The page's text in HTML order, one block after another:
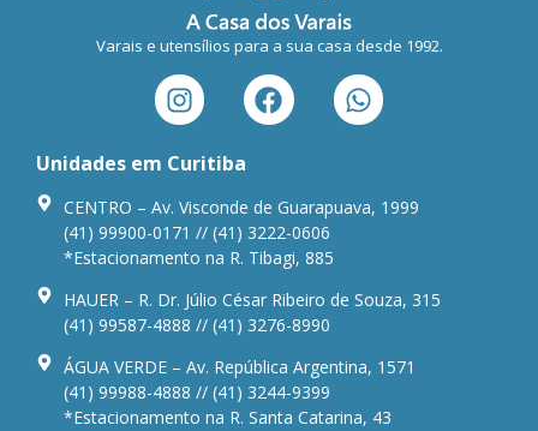
Varais e utensílios para a sua casa desde 1992.
Unidades em Curitiba
CENTRO – Av. Visconde de Guarapuava, 1999
(41) 99900-0171 // (41) 3222-0606
*Estacionamento na R. Tibagi, 885
HAUER – R. Dr. Júlio César Ribeiro de Souza, 315
(41) 99587-4888 // (41) 3276-8990
ÁGUA VERDE – Av. República Argentina, 1571
(41) 99988-4888 // (41) 3244-9399
*Estacionamento na R. Santa Catarina, 43